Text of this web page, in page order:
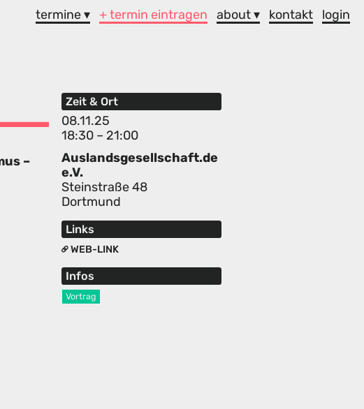
termine ▾ + termin eintragen about ▾ kontakt login
Zeit & Ort
08.11.25
18:30 – 21:00
Auslandsgesellschaft.de
e.V.
Steinstraße 48
Dortmund
Links
WEB-LINK
Infos
Vortrag
–